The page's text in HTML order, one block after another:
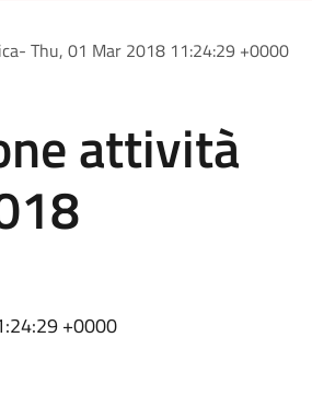
Thu, 01 Mar 2018 11:24:29 +0000
attività
+0000